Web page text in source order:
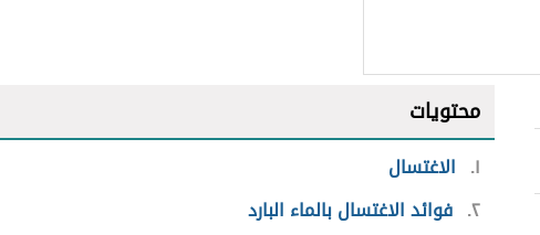
محتويات
١ الاغتسال
٢ فوائد الاغتسال بالماء البارد